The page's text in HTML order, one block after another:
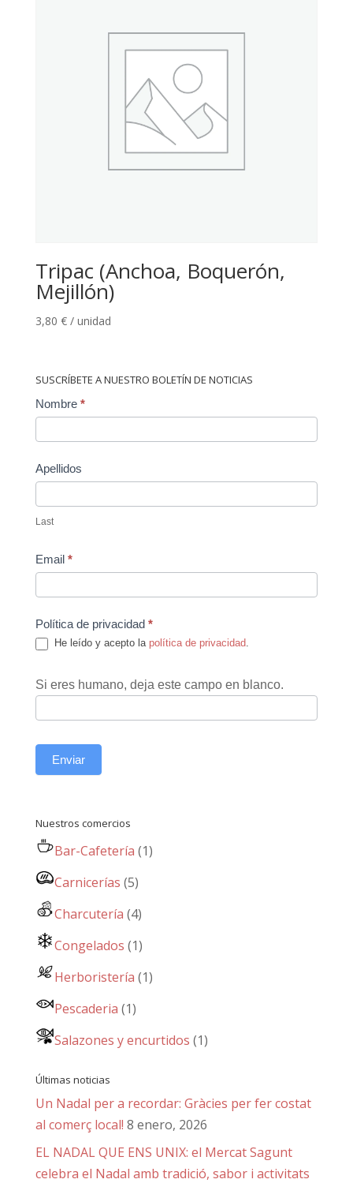
Tripac (Anchoa, Boquerón,
Mejillón)
3,80 € / unidad
SUSCRÍBETE A NUESTRO BOLETÍN DE NOTICIAS
Contact
Nombre *
Apellidos
Last
Email *
Política de privacidad *
He leído y acepto la política de privacidad
Si eres humano, deja este campo en blanco.
Enviar
Nuestros comercios
Bar-Cafetería (1)
Carnicerías (5)
Charcutería (4)
Congelados (1)
Herboristería (1)
Pescaderia (1)
Salazones y encurtidos (1)
Últimas noticias
Un Nadal per a recordar: Gràcies per fer costat
al comerç local! 8 enero, 2026
EL NADAL QUE ENS UNIX: el Mercat Sagunt
celebra el Nadal amb tradició, sabor i activitats